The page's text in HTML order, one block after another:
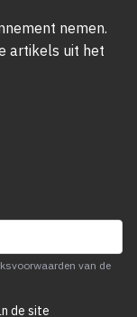
nemen.
artikels uit het
van de
de site